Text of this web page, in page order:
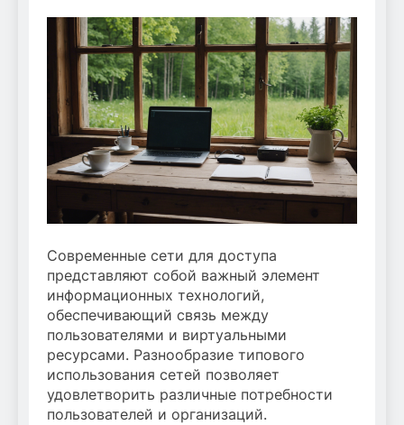
Современные сети для доступа
представляют собой важный элемент
информационных технологий,
обеспечивающий связь между
пользователями и виртуальными
ресурсами. Разнообразие типового
использования сетей позволяет
удовлетворить различные потребности
пользователей и организаций.